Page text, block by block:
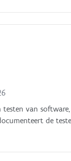
van
de